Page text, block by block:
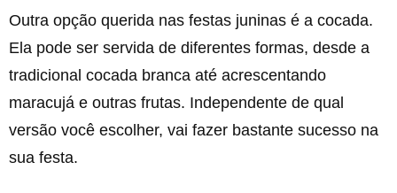
Outra opção querida nas festas juninas é a cocada.
Ela pode ser servida de diferentes formas, desde a
tradicional cocada branca até acrescentando
maracujá e outras frutas. Independente de qual
versão você escolher, vai fazer bastante sucesso na
sua festa.